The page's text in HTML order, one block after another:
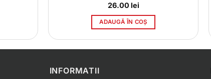
26.00 lei
ADAUGĂ ÎN COȘ
INFORMATII